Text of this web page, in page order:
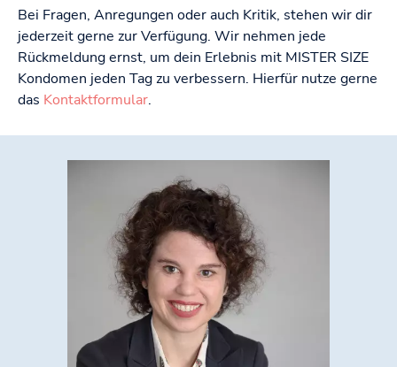
Bei Fragen, Anregungen oder auch Kritik, stehen wir dir
jederzeit gerne zur Verfügung. Wir nehmen jede
Rückmeldung ernst, um dein Erlebnis mit MISTER SIZE
Kondomen jeden Tag zu verbessern. Hierfür nutze gerne
das Kontaktformular.